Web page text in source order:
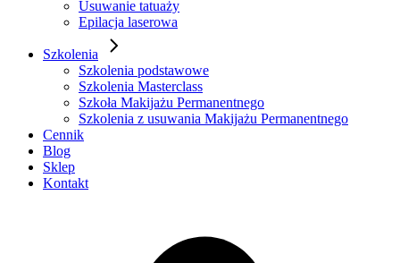
Usuwanie tatuaży
Epilacja laserowa
Szkolenia
Szkolenia podstawowe
Szkolenia Masterclass
Szkoła Makijażu Permanentnego
Szkolenia z usuwania Makijażu Permanentnego
Cennik
Blog
Sklep
Kontakt